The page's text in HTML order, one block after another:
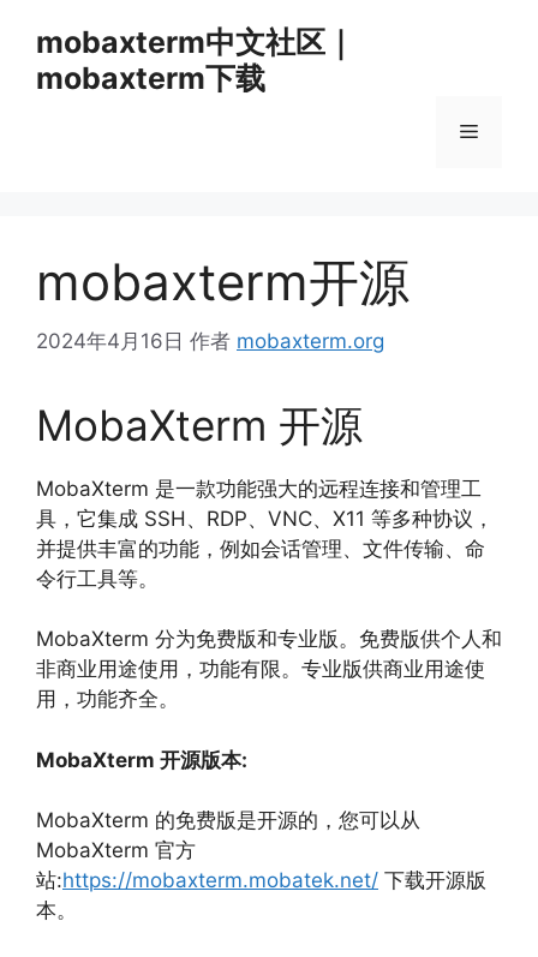
mobaxterm中文社区｜
mobaxterm下载
菜
mobaxterm开源
2024年4月16日 作者 mobaxterm.org
MobaXterm 开源
MobaXterm 是一款功能强大的远程连接和管理工
具， 它集成 SSH、 RDP、 VNC、 X11 等多种协议，
并提供丰富的功能， 例如会话管理、 文件传输、 命
令行工具等。
MobaXterm 分为免费版和专业版。 免费版供个人和
非商业用途使用， 功能有限。 专业版供商业用途使
用， 功能齐全。
MobaXterm 开源版本:
MobaXterm 的免费版是开源的， 您可以从
MobaXterm 官方
站:https://mobaxterm.mobatek.net/ 下载开源版
本。